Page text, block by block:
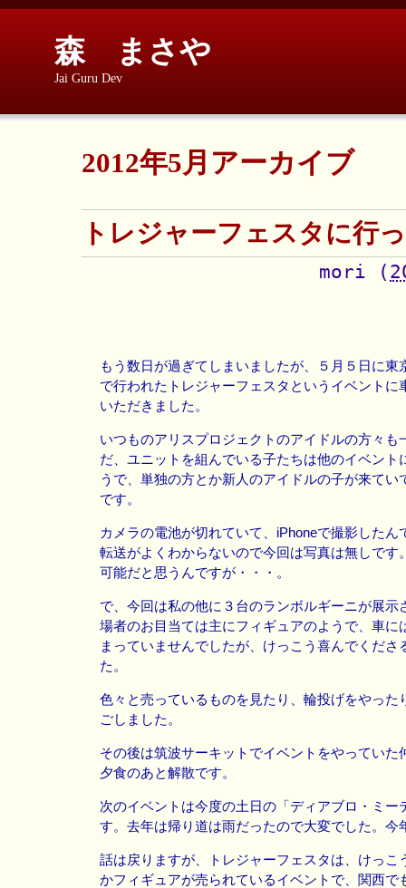
森 まさや
Jai Guru Dev
2012年5月アーカイブ
トレジャーフェスタに行
mori (
もう数日が過ぎてしまいましたが、５月５日に東
で行われたトレジャーフェスタというイベントに
いただきました。
いつものアリスプロジェクトのアイドルの方々も
だ、ユニットを組んでいる子たちは他のイベント
うで、単独の方とか新人のアイドルの子が来てい
です。
カメラの電池が切れていて、iPhoneで撮影したん
転送がよくわからないので今回は写真は無しです
可能だと思うんですが・・・。
で、今回は私の他に３台のランボルギーニが展示
場者のお目当ては主にフィギュアのようで、車に
まっていませんでしたが、けっこう喜んでくださ
た。
色々と売っているものを見たり、輪投げをやった
ごしました。
その後は筑波サーキットでイベントをやっていた
夕食のあと解散です。
次のイベントは今度の土日の「ディアブロ・ミー
す。去年は帰り道は雨だったので大変でした。今
話は戻りますが、トレジャーフェスタは、けっこ
かフィギュアが売られているイベントで、関西で